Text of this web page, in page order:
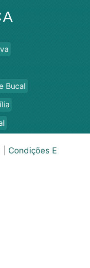
Bucal
Condições E